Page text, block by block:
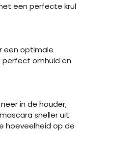
een perfecte krul
een optimale
perfect omhuld en
in de houder,
sneller uit.
hoeveelheid op de